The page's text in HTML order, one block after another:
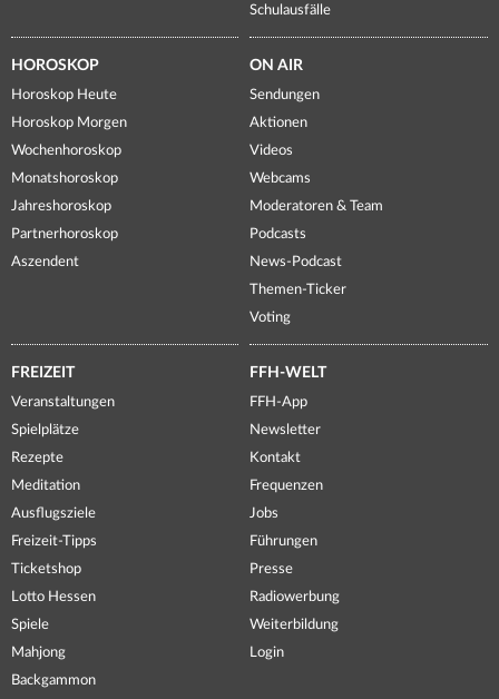
Schulausfälle
HOROSKOP
Horoskop Heute
Horoskop Morgen
Wochenhoroskop
Monatshoroskop
Jahreshoroskop
Partnerhoroskop
Aszendent
ON AIR
Sendungen
Aktionen
Videos
Webcams
Moderatoren & Team
Podcasts
News-Podcast
Themen-Ticker
Voting
FREIZEIT
Veranstaltungen
Spielplätze
Rezepte
Meditation
Ausflugsziele
Freizeit-Tipps
Ticketshop
Lotto Hessen
Spiele
Mahjong
Backgammon
FFH-WELT
FFH-App
Newsletter
Kontakt
Frequenzen
Jobs
Führungen
Presse
Radiowerbung
Weiterbildung
Login